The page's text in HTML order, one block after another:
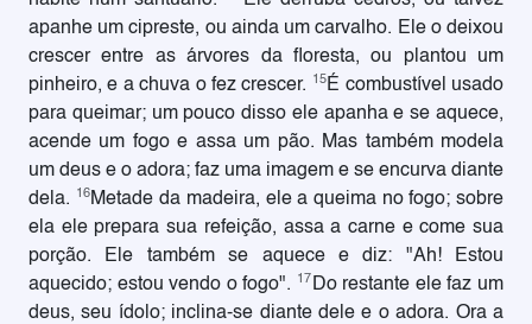
apanhe um cipreste, ou ainda um carvalho. Ele o deixou
crescer entre as árvores da floresta, ou plantou um
pinheiro, e a chuva o fez crescer. 15 É combustível usado
para queimar; um pouco disso ele apanha e se aquece,
acende um fogo e assa um pão. Mas também modela
um deus e o adora; faz uma imagem e se encurva diante
dela. 16Metade da madeira, ele a queima no fogo; sobre
ela ele prepara sua refeição, assa a carne e come sua
porção. Ele também se aquece e diz: "Ah! Estou
aquecido; estou vendo o fogo". 17 Do restante ele faz um
deus, seu ídolo; inclina-se diante dele e o adora. Ora a